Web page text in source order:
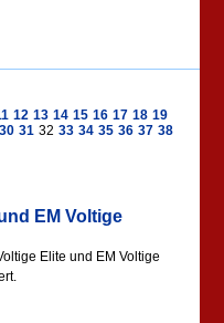
12 13 14 15 16 17 18 19
30 31 32 33 34 35 36 37 38
EM Voltige
Elite und EM Voltige